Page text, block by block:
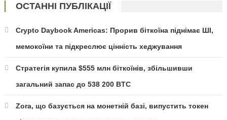
ОСТАННІ ПУБЛІКАЦІЇ
Crypto Daybook Americas: Прорив біткоїна піднімає ШІ,
мемокоїни та підкреслює цінність хеджування
Стратегія купила $555 млн біткоїнів, збільшивши
загальний запас до 538 200 BTC
Zora, що базується на монетній базі, випустить токен